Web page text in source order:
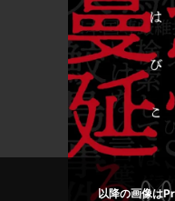
以降の画像は